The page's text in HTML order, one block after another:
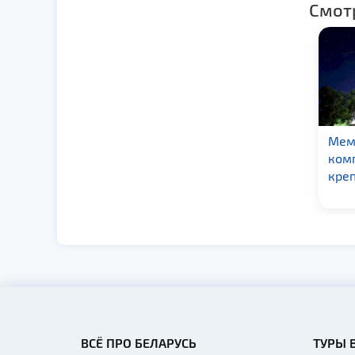
ВСЁ ПРО БЕЛАРУСЬ ТУРЫ